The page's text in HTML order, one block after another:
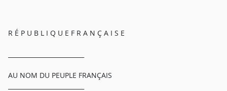
R É P U B L I Q U E F R A N Ç A I S E
AU NOM DU PEUPLE FRANÇAIS